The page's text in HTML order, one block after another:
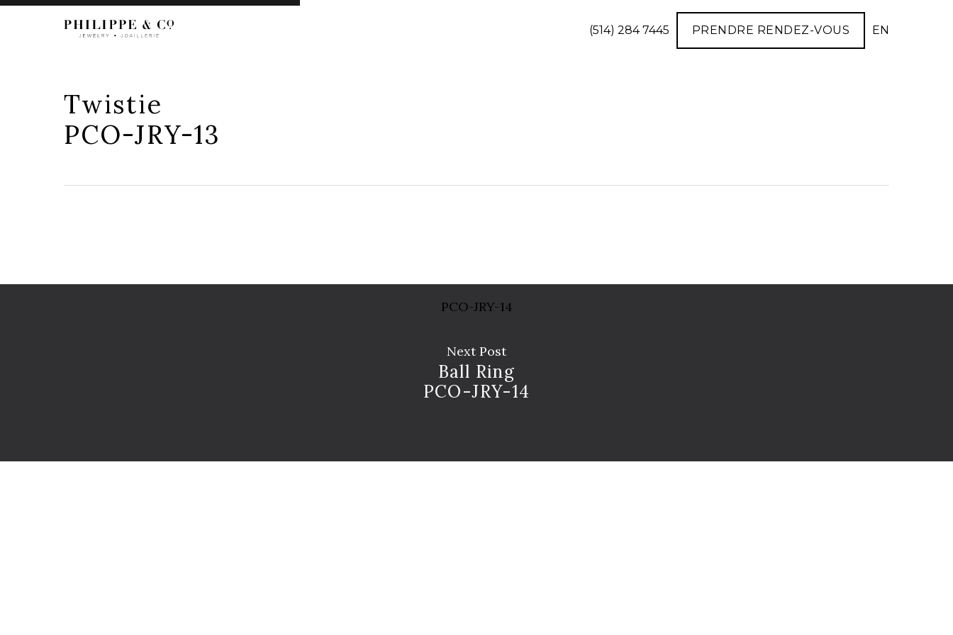
(514) 284 7445 PRENDRE RENDEZ-VOUS EN
Twistie
PCO-JRY-13
Next Post
Ball Ring
PCO-JRY-14
PCO-JRY-14